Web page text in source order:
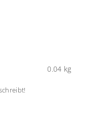
0.04 kg